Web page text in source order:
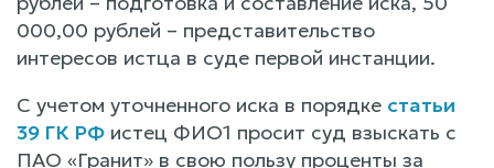
000,00 рублей – представительство
интересов истца в суде первой инстанции.
С учетом уточненного иска в порядке статьи
39 ГК РФ истец ФИО1 просит суд взыскать с
ПАО «Гранит» в свою пользу проценты за